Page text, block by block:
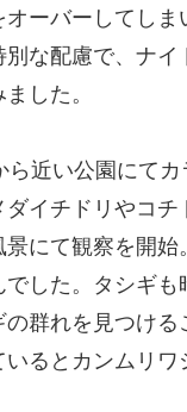
ーバーしてし
な配慮で、ナ
した。
近い公園にて
イチドリやコチ
にて観察を開
した。タシギ
群れを見つけ
るとカンムリ